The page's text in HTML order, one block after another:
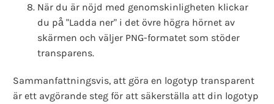
När du är nöjd med genomskinligheten klickar
du på "Ladda ner" i det övre högra hörnet av
skärmen och väljer PNG-formatet som stöder
transparens.
Sammanfattningsvis, att göra en logotyp transparent
är ett avgörande steg för att säkerställa att din logotyp